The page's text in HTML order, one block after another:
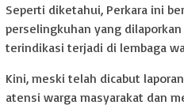
Seperti diketahui, Perkara ini
perselingkuhan yang dilaporkan
terindikasi terjadi di lembaga
Kini, meski telah dicabut
atensi warga masyarakat dan